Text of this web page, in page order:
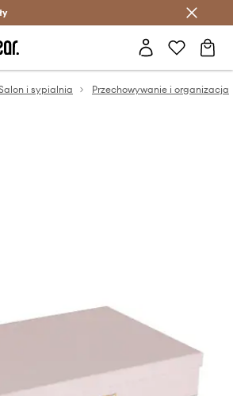
Oszczędzaj z Answear Club >
i sypialnia Przechowywanie i organizacja